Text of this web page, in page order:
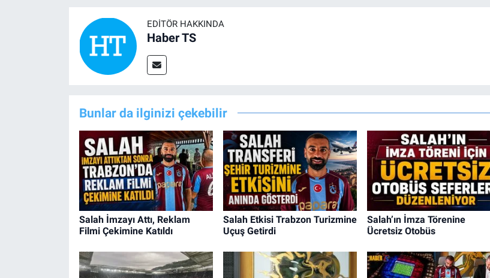
EDITÖR HAKKINDA
Haber TS
Bunlar da ilginizi çekebilir
Salah İmzayı Attı, Reklam
Filmi Çekimine Katıldı
Salah Etkisi Trabzon Turizmine
Uçuş Getirdi
Salah’ın İmza Törenine
Ücretsiz Otobüs